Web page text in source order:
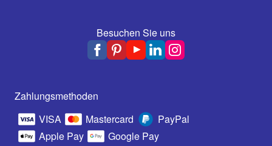
Besuchen Sie uns
Zahlungsmethoden
VISA
Mastercard
PayPal
Apple Pay
Google Pay